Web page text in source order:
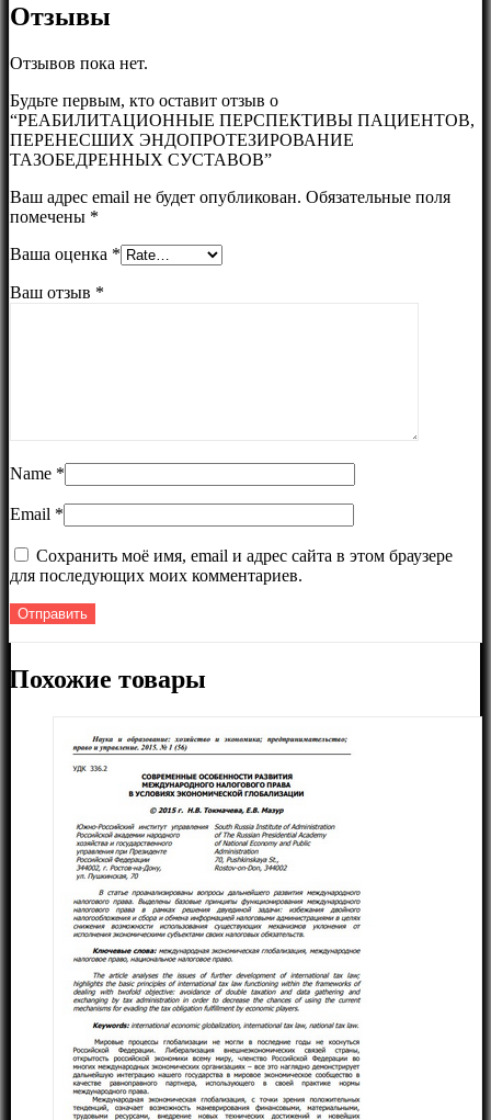
Отзывы
Отзывов пока нет.
Будьте первым, кто оставит отзыв о
“РЕАБИЛИТАЦИОННЫЕ ПЕРСПЕКТИВЫ ПАЦИЕНТОВ,
ПЕРЕНЕСШИХ ЭНДОПРОТЕЗИРОВАНИЕ
ТАЗОБЕДРЕННЫХ СУСТАВОВ”
Ваш адрес email не будет опубликован. Обязательные поля
помечены *
Ваша оценка *
Ваш отзыв *
Name *
Email *
Сохранить моё имя, email и адрес сайта в этом браузере
для последующих моих комментариев.
Похожие товары